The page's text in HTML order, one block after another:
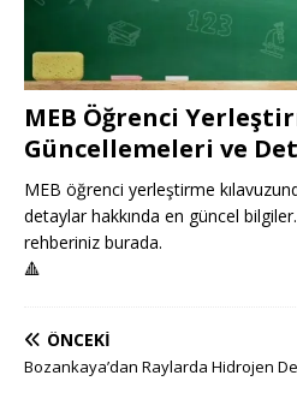
MEB Öğrenci
Güncellemeleri ve
MEB öğrenci yerleştirme
detaylar hakkında en güncel
rehberiniz burada.
🔺
ÖNCEKI
Bozankaya’dan Raylarda Hidrojen